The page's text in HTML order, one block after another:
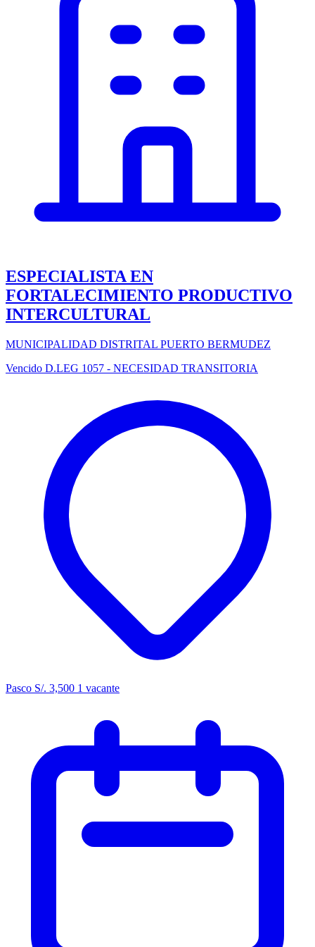
ESPECIALISTA EN
FORTALECIMIENTO PRODUCTIVO
INTERCULTURAL
MUNICIPALIDAD DISTRITAL PUERTO BERMUDEZ
Vencido D.LEG 1057 - NECESIDAD TRANSITORIA
Pasco S/. 3,500 1 vacante